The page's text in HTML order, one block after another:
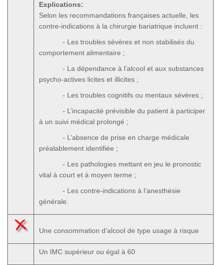
Explications:
Selon les recommandations françaises actuelle, les
contre-indications à la chirurgie bariatrique incluent :
- Les troubles sévères et non stabilisés du
comportement alimentaire ;
- La dépendance à l’alcool et aux substances
psycho-actives licites et illicites ;
- Les troubles cognitifs ou mentaux sévères ;
- L’incapacité prévisible du patient à participer
à un suivi médical prolongé ;
- L’absence de prise en charge médicale
préalablement identifiée ;
- Les pathologies mettant en jeu le pronostic
vital à court et à moyen terme ;
- Les contre-indications à l’anesthésie
générale.
Une consommation d’alcool de type usage à risque
Un IMC supérieur ou égal à 60